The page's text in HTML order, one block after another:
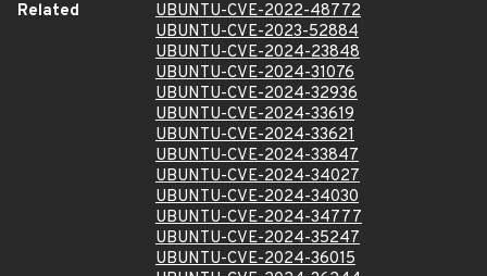
Related
UBUNTU-CVE-2022-48772
UBUNTU-CVE-2023-52884
UBUNTU-CVE-2024-23848
UBUNTU-CVE-2024-31076
UBUNTU-CVE-2024-32936
UBUNTU-CVE-2024-33619
UBUNTU-CVE-2024-33621
UBUNTU-CVE-2024-33847
UBUNTU-CVE-2024-34027
UBUNTU-CVE-2024-34030
UBUNTU-CVE-2024-34777
UBUNTU-CVE-2024-35247
UBUNTU-CVE-2024-36015